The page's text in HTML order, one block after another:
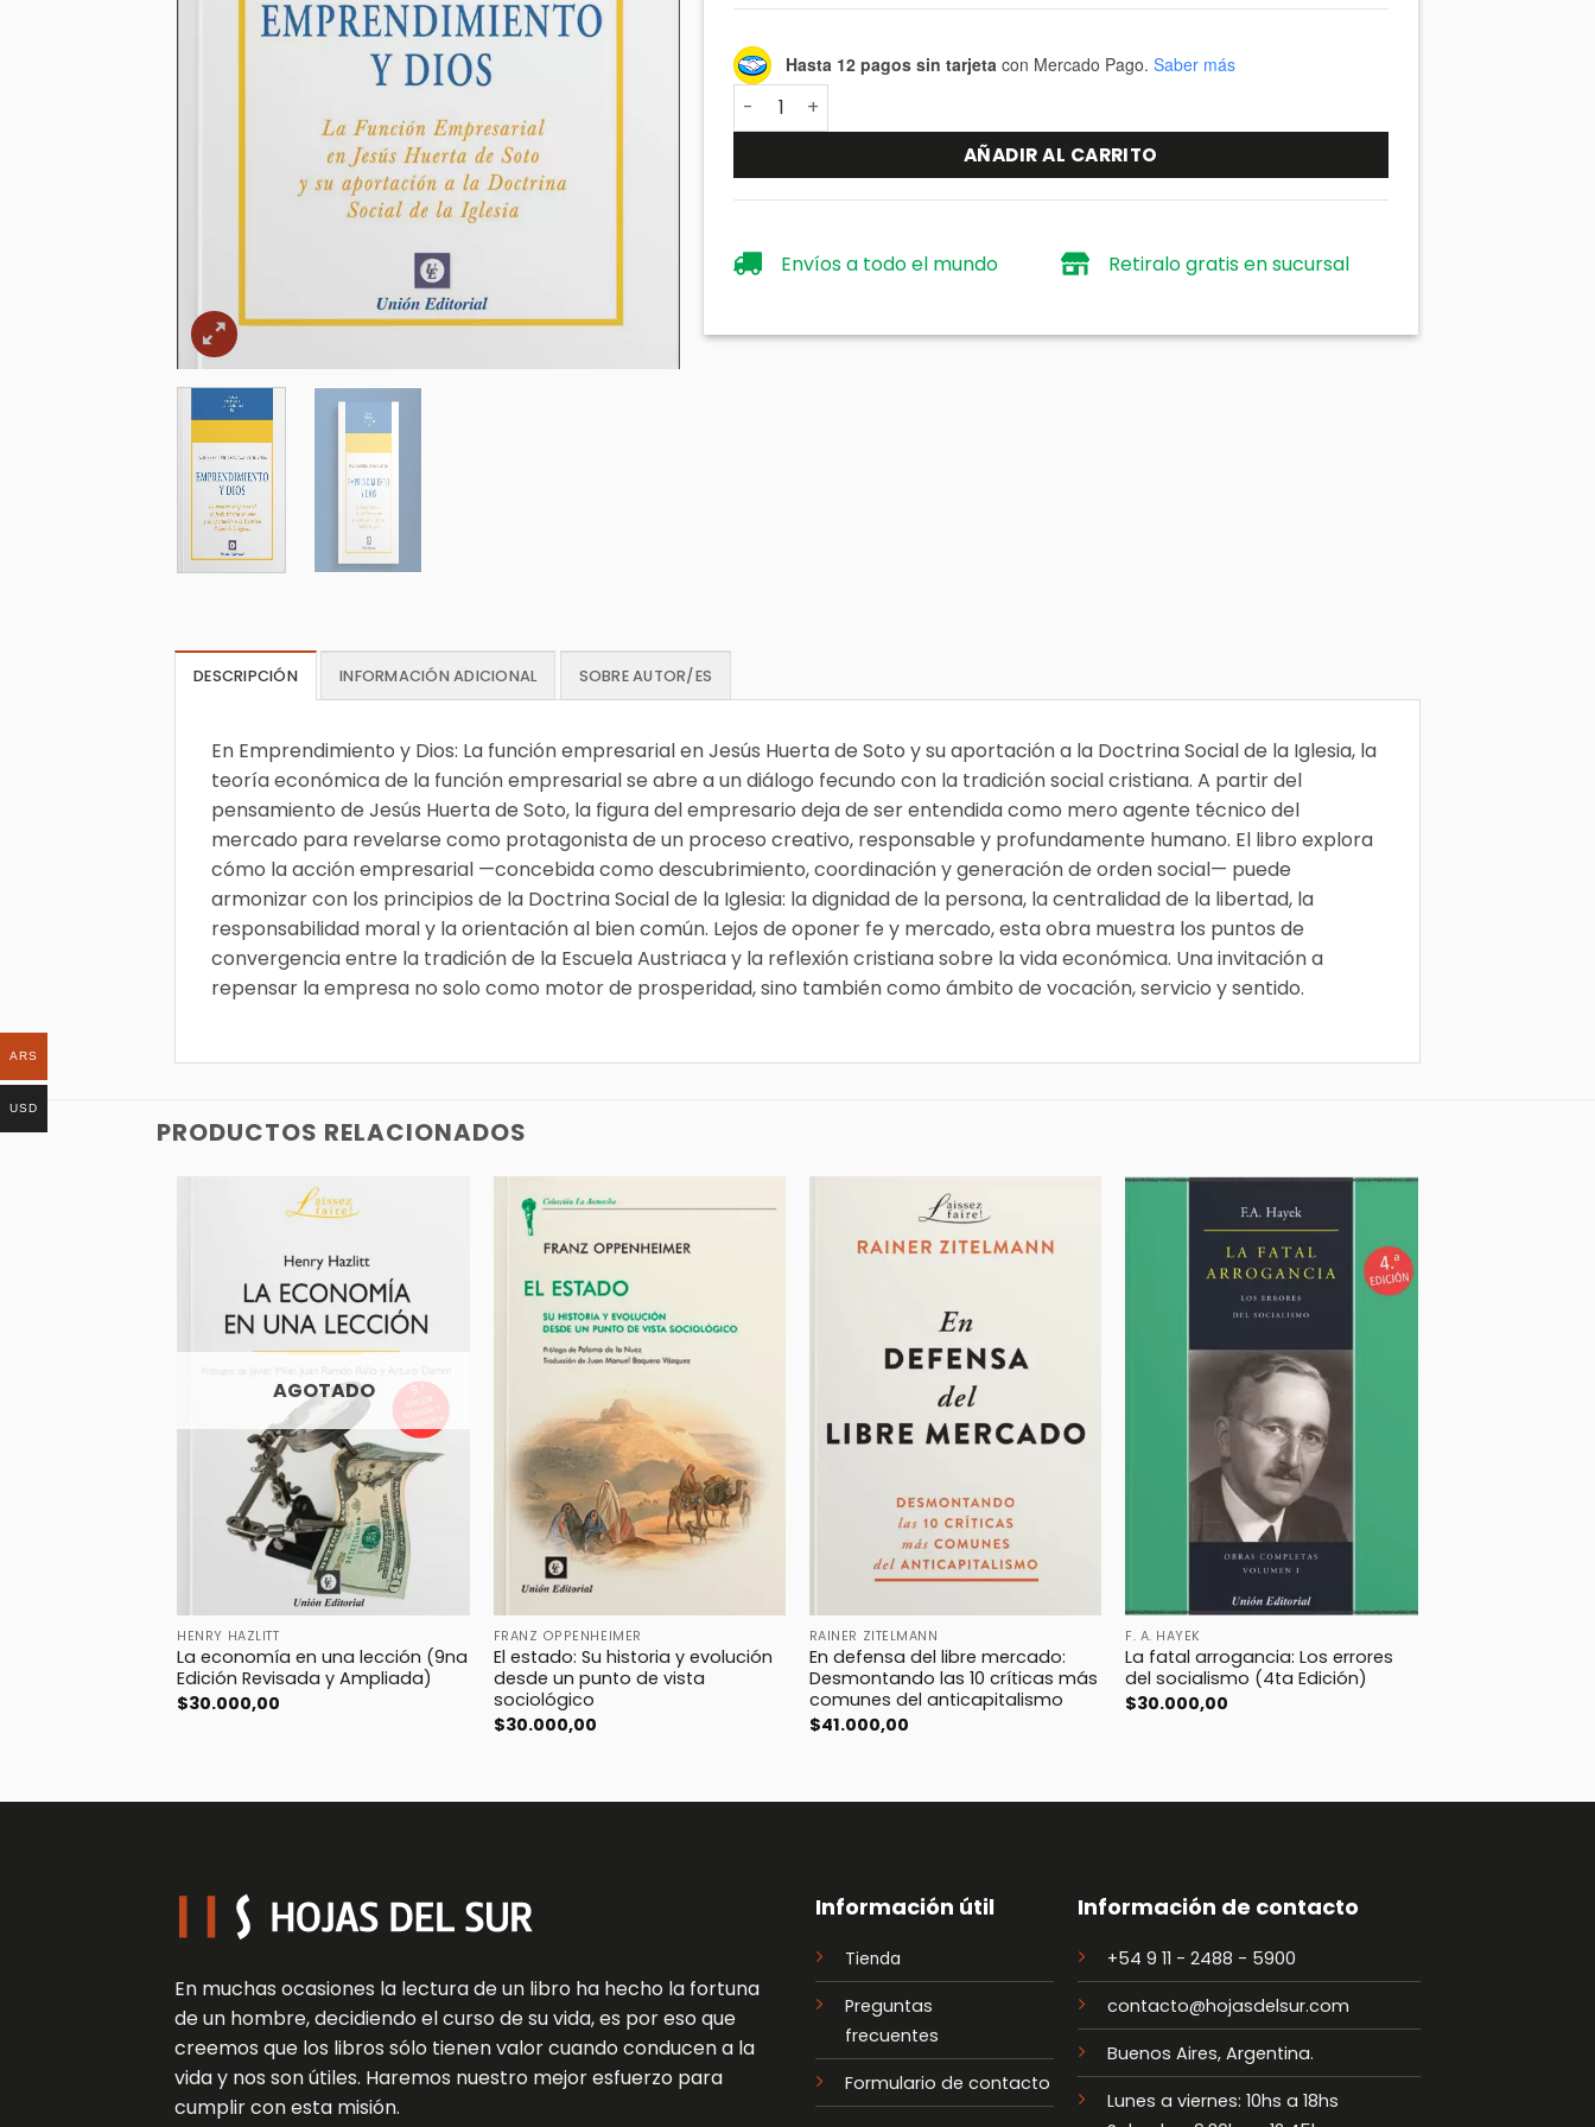
Hasta 12 pagos sin tarjeta con Mercado Pago. Saber más
Emprendimiento y Dios: La función empresarial en Jesús Huerta de Soto y su doctrina social
AÑADIR AL CARRITO
Envíos a todo el mundo Retiralo gratis en sucursal
DESCRIPCIÓN INFORMACIÓN ADICIONAL SOBRE AUTOR/ES
En Emprendimiento y Dios: La función empresarial en Jesús Huerta de Soto y su aportación a la Doctrina Social de la Iglesia, la
teoría económica de la función empresarial se abre a un diálogo fecundo con la tradición social cristiana. A partir del
pensamiento de Jesús Huerta de Soto, la figura del empresario deja de ser entendida como mero agente técnico del
mercado para revelarse como protagonista de un proceso creativo, responsable y profundamente humano. El libro explora
cómo la acción empresarial —concebida como descubrimiento, coordinación y generación de orden social— puede
armonizar con los principios de la Doctrina Social de la Iglesia: la dignidad de la persona, la centralidad de la libertad, la
responsabilidad moral y la orientación al bien común. Lejos de oponer fe y mercado, esta obra muestra los puntos de
convergencia entre la tradición de la Escuela Austriaca y la reflexión cristiana sobre la vida económica. Una invitación a
repensar la empresa no solo como motor de prosperidad, sino también como ámbito de vocación, servicio y sentido.
PRODUCTOS RELACIONADOS
AGOTADO
HENRY HAZLITT
La economía en una lección (9na
Edición Revisada y Ampliada)
$30.000,00
FRANZ OPPENHEIMER
El estado: Su historia y evolución
desde un punto de vista
sociológico
$30.000,00
RAINER ZITELMANN
En defensa del libre mercado:
Desmontando las 10 críticas más
comunes del anticapitalismo
$41.000,00
F. A. HAYEK
La fatal arrogancia: Los errores
del socialismo (4ta Edición)
$30.000,00
En muchas ocasiones la lectura de un libro ha hecho la fortuna
de un hombre, decidiendo el curso de su vida, es por eso que
creemos que los libros sólo tienen valor cuando conducen a la
vida y nos son útiles. Haremos nuestro mejor esfuerzo para
cumplir con esta misión.
Información útil
Tienda
Preguntas
frecuentes
Formulario de contacto
Información de contacto
+54 9 11 - 2488 - 5900
contacto@hojasdelsur.com
Buenos Aires, Argentina.
Lunes a viernes: 10hs a 18hs
ARS
USD